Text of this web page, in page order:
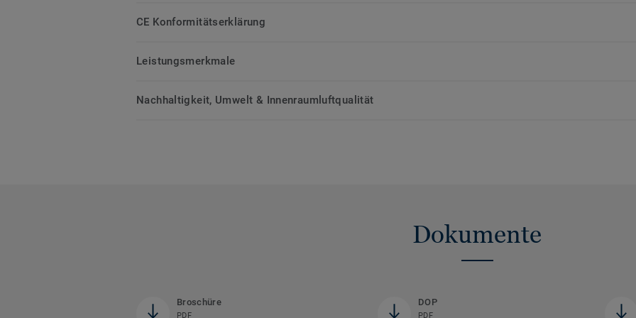
CE Konformitätserklärung
Leistungsmerkmale
Nachhaltigkeit, Umwelt & Innenraumluftqualität
Dokumente
Broschüre
PDF
DOP
PDF